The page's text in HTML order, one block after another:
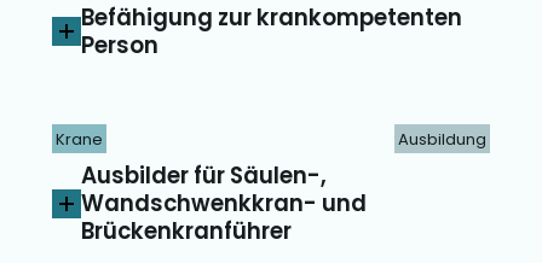
Befähigung zur krankompetenten
Person
Krane Ausbildung
Ausbilder für Säulen-,
Wandschwenk­kran- und
Brückenkran­führer